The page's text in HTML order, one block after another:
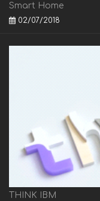
Smart Home
02/07/2018
THINK IBM